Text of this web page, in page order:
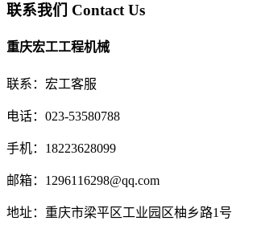
联系我们 Contact Us
重庆宏工工程机械
联系：宏工客服
电话：023-53580788
手机：18223628099
邮箱：1296116298@qq.com
地址：重庆市梁平区工业园区柚乡路1号